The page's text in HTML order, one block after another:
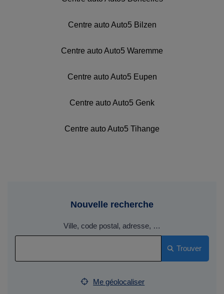
Centre auto Auto5 Bilzen
Centre auto Auto5 Waremme
Centre auto Auto5 Eupen
Centre auto Auto5 Genk
Centre auto Auto5 Tihange
Nouvelle recherche
Ville, code postal, adresse, …
Trouver
Me géolocaliser